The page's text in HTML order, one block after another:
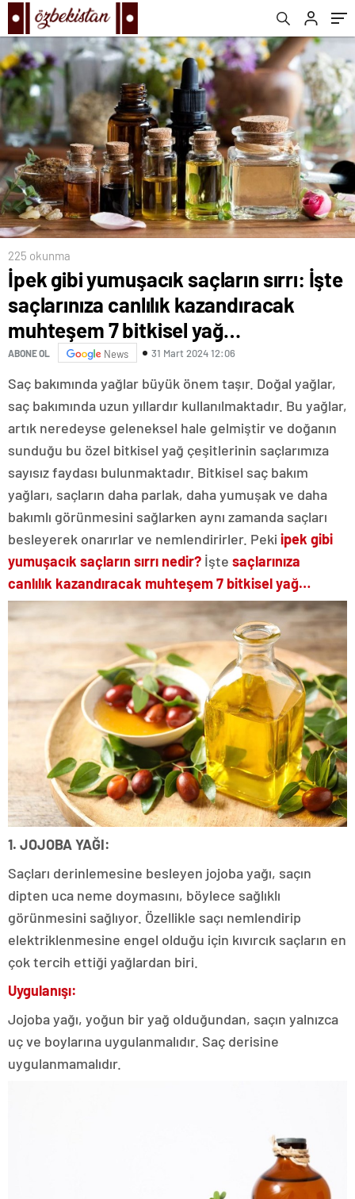
7 bitkisel yağ…
225 okunma
İpek gibi yumuşacık saçların sırrı: İşte
saçlarınıza canlılık kazandıracak
muhteşem 7 bitkisel yağ…
ABONE OL News 31 Mart 2024 12:06
Saç bakımında yağlar büyük önem taşır. Doğal yağlar,
saç bakımında uzun yıllardır kullanılmaktadır. Bu yağlar,
artık neredeyse geleneksel hale gelmiştir ve doğanın
sunduğu bu özel bitkisel yağ çeşitlerinin saçlarımıza
sayısız faydası bulunmaktadır. Bitkisel saç bakım
yağları, saçların daha parlak, daha yumuşak ve daha
bakımlı görünmesini sağlarken aynı zamanda saçları
besleyerek onarırlar ve nemlendirirler. Peki ipek gibi
yumuşacık saçların sırrı nedir? İşte saçlarınıza
canlılık kazandıracak muhteşem 7 bitkisel yağ…
1. JOJOBA YAĞI:
Saçları derinlemesine besleyen jojoba yağı, saçın
dipten uca neme doymasını, böylece sağlıklı
görünmesini sağlıyor. Özellikle saçı nemlendirip
elektriklenmesine engel olduğu için kıvırcık saçların en
çok tercih ettiği yağlardan biri.
Uygulanışı:
Jojoba yağı, yoğun bir yağ olduğundan, saçın yalnızca
uç ve boylarına uygulanmalıdır. Saç derisine
uygulanmamalıdır.